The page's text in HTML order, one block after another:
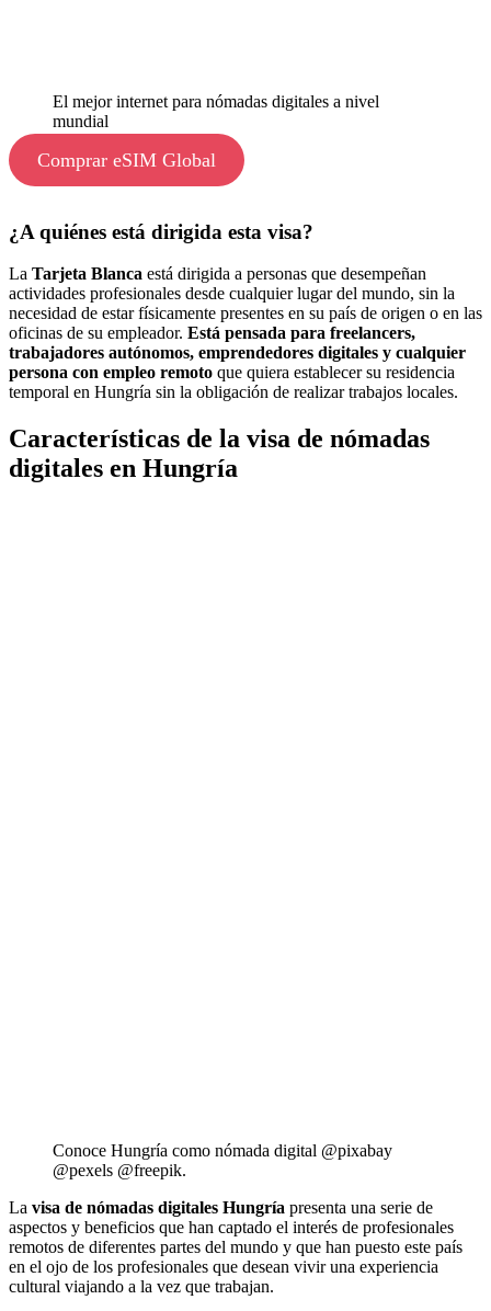
El mejor internet para nómadas digitales a nivel
mundial
Comprar eSIM Global
¿A quiénes está dirigida esta visa?
La Tarjeta Blanca está dirigida a personas que desempeñan
actividades profesionales desde cualquier lugar del mundo, sin la
necesidad de estar físicamente presentes en su país de origen o en las
oficinas de su empleador. Está pensada para freelancers,
trabajadores autónomos, emprendedores digitales y cualquier
persona con empleo remoto que quiera establecer su residencia
temporal en Hungría sin la obligación de realizar trabajos locales.
Características de la visa de nómadas
digitales en Hungría
Conoce Hungría como nómada digital @pixabay
@pexels @freepik.
La visa de nómadas digitales Hungría presenta una serie de
aspectos y beneficios que han captado el interés de profesionales
remotos de diferentes partes del mundo y que han puesto este país
en el ojo de los profesionales que desean vivir una experiencia
cultural viajando a la vez que trabajan.